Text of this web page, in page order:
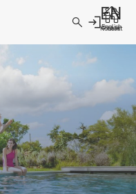
(Enter drücken)
drücken)
drücken)
Kontakt
English
Filiale